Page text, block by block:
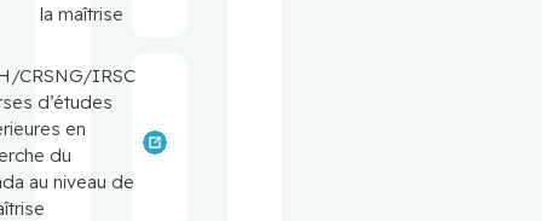
la maîtrise
CRSNG/IRSC
d’études
en
du
au niveau de